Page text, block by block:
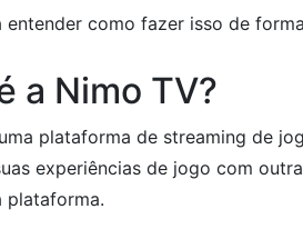
entender como fazer isso de
a Nimo TV?
plataforma de streaming de
experiências de jogo com
plataforma.